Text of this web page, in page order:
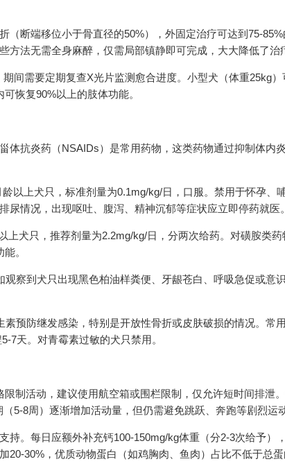
（断端移位小于骨直径的50%），外固定治疗可达到75-
方法无需全身麻醉，仅需局部镇静即可完成，大大降低了治
间需要定期复查X光片监测愈合进度。小型犬（体重25kg
恢复90%以上的肢体功能。
体抗炎药（NSAIDs）是常用药物，这类药物通过抑制体内
以上犬只，标准剂量为0.1mg/kg/日，口服。禁用于怀孕、
尿情况，出现呕吐、腹泻、精神沉郁等症状应立即停药就医。
上犬只，推荐剂量为2.2mg/kg/日，分两次给药。对磺胺类
。
察到犬只出现黑色柏油样粪便、牙龈苍白、呼吸急促或意
预防继发感染，特别是开放性骨折或皮肤破损的情况。常
7天。对青霉素过敏的犬只禁用。
制活动，建议使用航空箱或围栏限制，仅允许短时间排泄
5-8周）逐渐增加活动量，但仍需避免跳跃、奔跑等剧烈运动
持。每日应额外补充钙100-150mg/kg体重（分2-3次给予）
20-30%，优质动物蛋白（如鸡胸肉、鱼肉）占比不低于总蛋